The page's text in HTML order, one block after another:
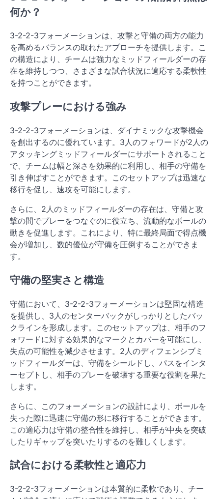
何か？
3-2-2-3フォーメーションは、攻撃と守備の両方の能力
を高めるバランスの取れたアプローチを提供します。こ
の構造により、チームは強力なミッドフィールダーの存
在を維持しつつ、さまざまな試合状況に適応する柔軟性
を持つことができます。
攻撃プレーにおける強み
3-2-2-3フォーメーションは、ダイナミックな攻撃機会
を創出するのに優れています。3人のフォワードが2人の
アタッキングミッドフィールダーにサポートされること
で、チームは幅と深さを効果的に利用し、相手の守備を
引き伸ばすことができます。このセットアップは迅速な
移行を促し、速攻を可能にします。
さらに、2人のミッドフィールダーの存在は、守備と攻
撃の間でプレーをつなぐのに役立ち、流動的なボールの
動きを促進します。これにより、特に最終局面で得点機
会が増加し、数的優位が守備を圧倒することができま
す。
守備の堅実さと構造
守備において、3-2-2-3フォーメーションは堅固な構造
を提供し、3人のセンターバックがしっかりとしたバッ
クラインを形成します。このセットアップは、相手のフ
ォワードに対する効果的なマークとカバーを可能にし、
失点の可能性を減少させます。2人のディフェンシブミ
ッドフィールダーは、守備をシールドし、パスをインタ
ーセプトし、相手のプレーを破壊する重要な役割を果た
します。
さらに、このフォーメーションの設計により、ボールを
失った際に迅速に守備の形に移行することができます。
この適応力は守備の整合性を維持し、相手が中央を突破
したりギャップを突いたりするのを難しくします。
試合における柔軟性と適応力
3-2-2-3フォーメーションは本質的に柔軟であり、チー